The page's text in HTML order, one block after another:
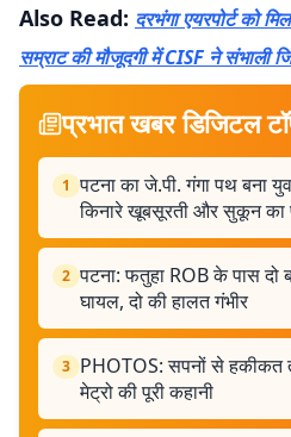
Also Read: दरभंगा एयरपोर्ट को
सम्राट की मौजूदगी में CISF ने संभाली
प्रभात खबर डिजिटल
1 पटना का जे.पी. गंगा पथ बना
किनारे खूबसूरती और सुकून का
2 पटना: फतुहा ROB के पास
घायल, दो की हालत गंभीर
3 PHOTOS: सपनों से हकीकत
मेट्रो की पूरी कहानी